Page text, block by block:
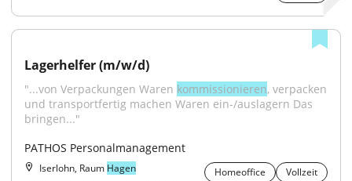
Lagerhelfer (m/w/d)
"...von Verpackungen Waren kommissionieren, verpacken
und transportfertig machen Waren ein-/auslagern Das
bringen..."
PATHOS Personalmanagement
Iserlohn, Raum Hagen Homeoffice
Vollzeit